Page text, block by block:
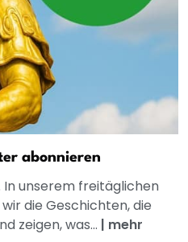
abonnieren
unserem freitäglichen
die Geschichten, die
zeigen, was... | mehr